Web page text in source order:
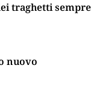
traghetti sempre
nuovo